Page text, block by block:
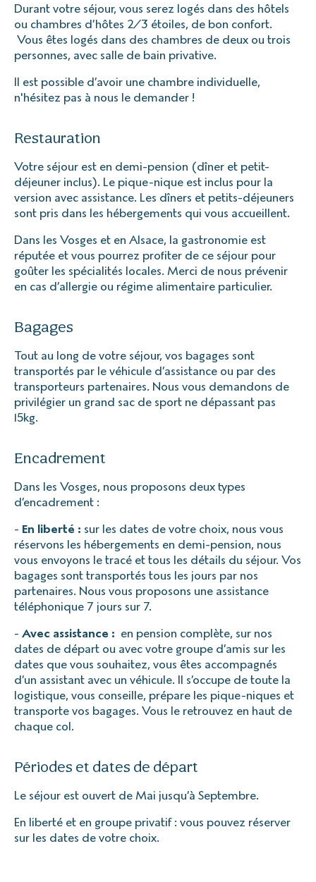
Durant votre séjour, vous serez logés dans des hôtels
ou chambres d’hôtes 2/3 étoiles, de bon confort.
Vous êtes logés dans des chambres de deux ou trois
personnes, avec salle de bain privative.
Il est possible d’avoir une chambre individuelle,
n'hésitez pas à nous le demander !
Restauration
Votre séjour est en demi-pension (dîner et petit-
déjeuner inclus). Le pique-nique est inclus pour la
version avec assistance. Les dîners et petits-déjeuners
sont pris dans les hébergements qui vous accueillent.
Dans les Vosges et en Alsace, la gastronomie est
réputée et vous pourrez profiter de ce séjour pour
goûter les spécialités locales. Merci de nous prévenir
en cas d’allergie ou régime alimentaire particulier.
Bagages
Tout au long de votre séjour, vos bagages sont
transportés par le véhicule d’assistance ou par des
transporteurs partenaires. Nous vous demandons de
privilégier un grand sac de sport ne dépassant pas
15kg.
Encadrement
Dans les Vosges, nous proposons deux types
d’encadrement :
- En liberté : sur les dates de votre choix, nous vous
réservons les hébergements en demi-pension, nous
vous envoyons le tracé et tous les détails du séjour. Vos
bagages sont transportés tous les jours par nos
partenaires. Nous vous proposons une assistance
téléphonique 7 jours sur 7.
- Avec assistance : en pension complète, sur nos
dates de départ ou avec votre groupe d’amis sur les
dates que vous souhaitez, vous êtes accompagnés
d’un assistant avec un véhicule. Il s’occupe de toute la
logistique, vous conseille, prépare les pique-niques et
transporte vos bagages. Vous le retrouvez en haut de
chaque col.
Périodes et dates de départ
Le séjour est ouvert de Mai jusqu’à Septembre.
En liberté et en groupe privatif : vous pouvez réserver
sur les dates de votre choix.